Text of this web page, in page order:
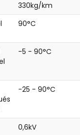
330kg/km
90°C
-5 - 90°C
-25 - 90°C
0,6kV